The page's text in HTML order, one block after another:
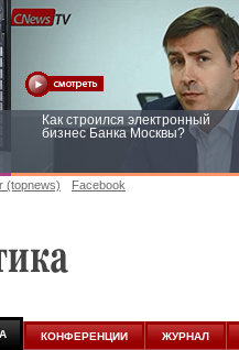
Как строился электронный
бизнес Банка Москвы?
(topnews) Facebook
КОНФЕРЕНЦИИ ЖУРНАЛ